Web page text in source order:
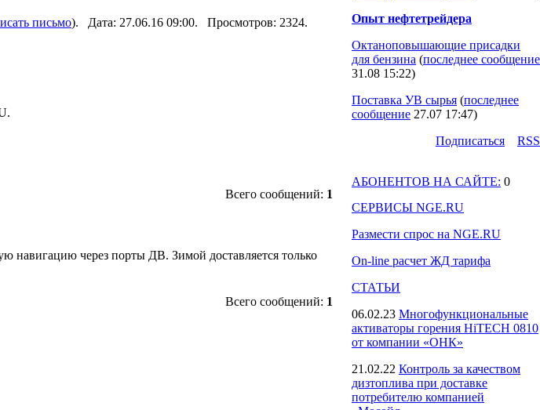
письмо). Дата: 27.06.16 09:00. Просмотров: 2324.
Всего сообщений: 1
навигацию через порты ДВ. Зимой доставляется только
Всего сообщений: 1
Опыт нефтетрейдера
Октаноповышающие присадки
для бензина (последнее сообщение
31.08 15:22)
Поставка УВ сырья (последнее
сообщение 27.07 17:47)
Подпиcаться
RSS
АБОНЕНТОВ НА САЙТЕ: 0
СЕРВИСЫ NGE.RU
Размести спрос на NGE.RU
On-line расчет ЖД тарифа
СТАТЬИ
06.02.23 Многофункциональные
активаторы горения HiTECH 0810
от компании «ОНК»
21.02.22 Контроль за качеством
дизтоплива при доставке
потребителю компанией